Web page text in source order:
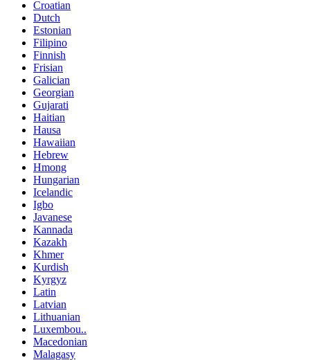
Croatian
Dutch
Estonian
Filipino
Finnish
Frisian
Galician
Georgian
Gujarati
Haitian
Hausa
Hawaiian
Hebrew
Hmong
Hungarian
Icelandic
Igbo
Javanese
Kannada
Kazakh
Khmer
Kurdish
Kyrgyz
Latin
Latvian
Lithuanian
Luxembou..
Macedonian
Malagasy